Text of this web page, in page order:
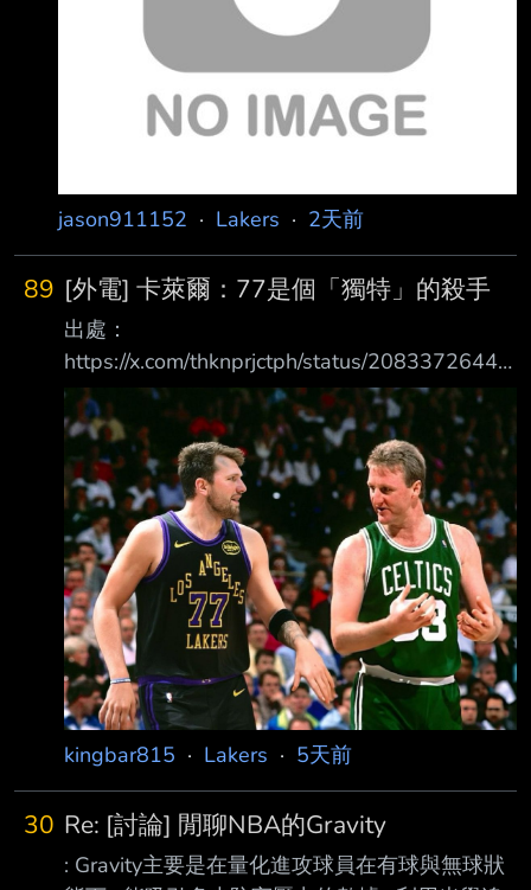
jason911152 · Lakers · 2天前
89 [外電] 卡萊爾：77是個「獨特」的殺手
出處：
https://x.com/thknprjctph/status/20833726449
59985670?s=46 內容：（內容是卡萊爾上嘴綠
頻道談77部分） 最獨特的「殺手」 「你在他身
邊配上合適的隊友，他就挑戰你所找到任何能擊
敗他的方法，因為他聰明得要 命，他知道書裡
所有的招數，他知道如何獲勝。」 *與大鳥博德
比較 「盧卡有很多那種特質。他玩遊戲時很有
樂趣。他會嘴砲。他大膽放肆，那種種特質.... ..
作為競爭者，我把他放在喬丹和所有最偉大的傢
伙之列，像是拉塞爾。」 *別在他半場出手上下
注 「
kingbar815 · Lakers · 5天前
30 Re: [討論] 閒聊NBA的Gravity
: Gravity主要是在量化進攻球員在有球與無球狀